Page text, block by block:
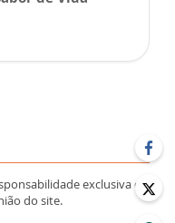
exclusiva de
do site.